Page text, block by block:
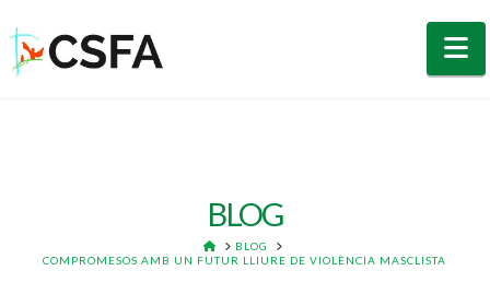
BLOG
HOME
BLOG
COMPROMESOS AMB UN FUTUR LLIURE DE VIOLÈNCIA MASCLISTA